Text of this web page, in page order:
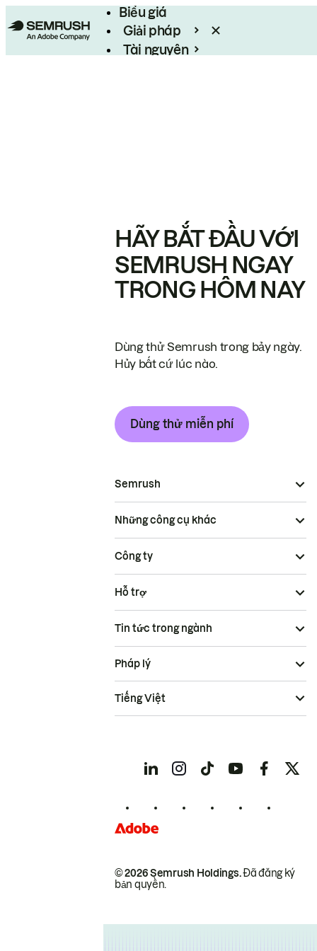
Biểu giá
Giải pháp
Tài nguyên
HÃY BẮT ĐẦU VỚI
SEMRUSH NGAY
TRONG HÔM NAY
Dùng thử Semrush trong bảy ngày.
Hủy bất cứ lúc nào.
Dùng thử miễn phí
Semrush
Những công cụ khác
Công ty
Hỗ trợ
Tin tức trong ngành
© 2026 Semrush Holdings.Đã đăng ký
bản quyền.
Pháp lý
Tiếng Việt